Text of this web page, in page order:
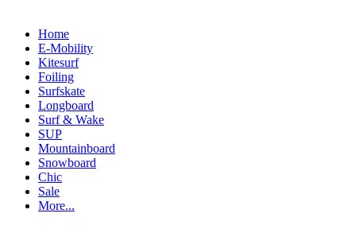
Home
E-Mobility
Kitesurf
Foiling
Surfskate
Longboard
Surf & Wake
SUP
Mountainboard
Snowboard
Chic
Sale
More...